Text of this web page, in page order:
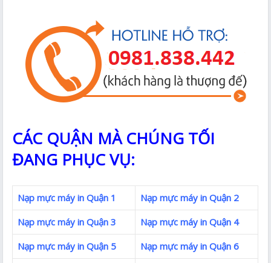
CÁC QUẬN MÀ CHÚNG TỐI
ĐANG PHỤC VỤ:
Nạp mực máy in Quận 1
Nạp mực máy in Quận 2
Nạp mực máy in Quận 3
Nạp mực máy in Quận 4
Nạp mực máy in Quận 5
Nạp mực máy in Quận 6